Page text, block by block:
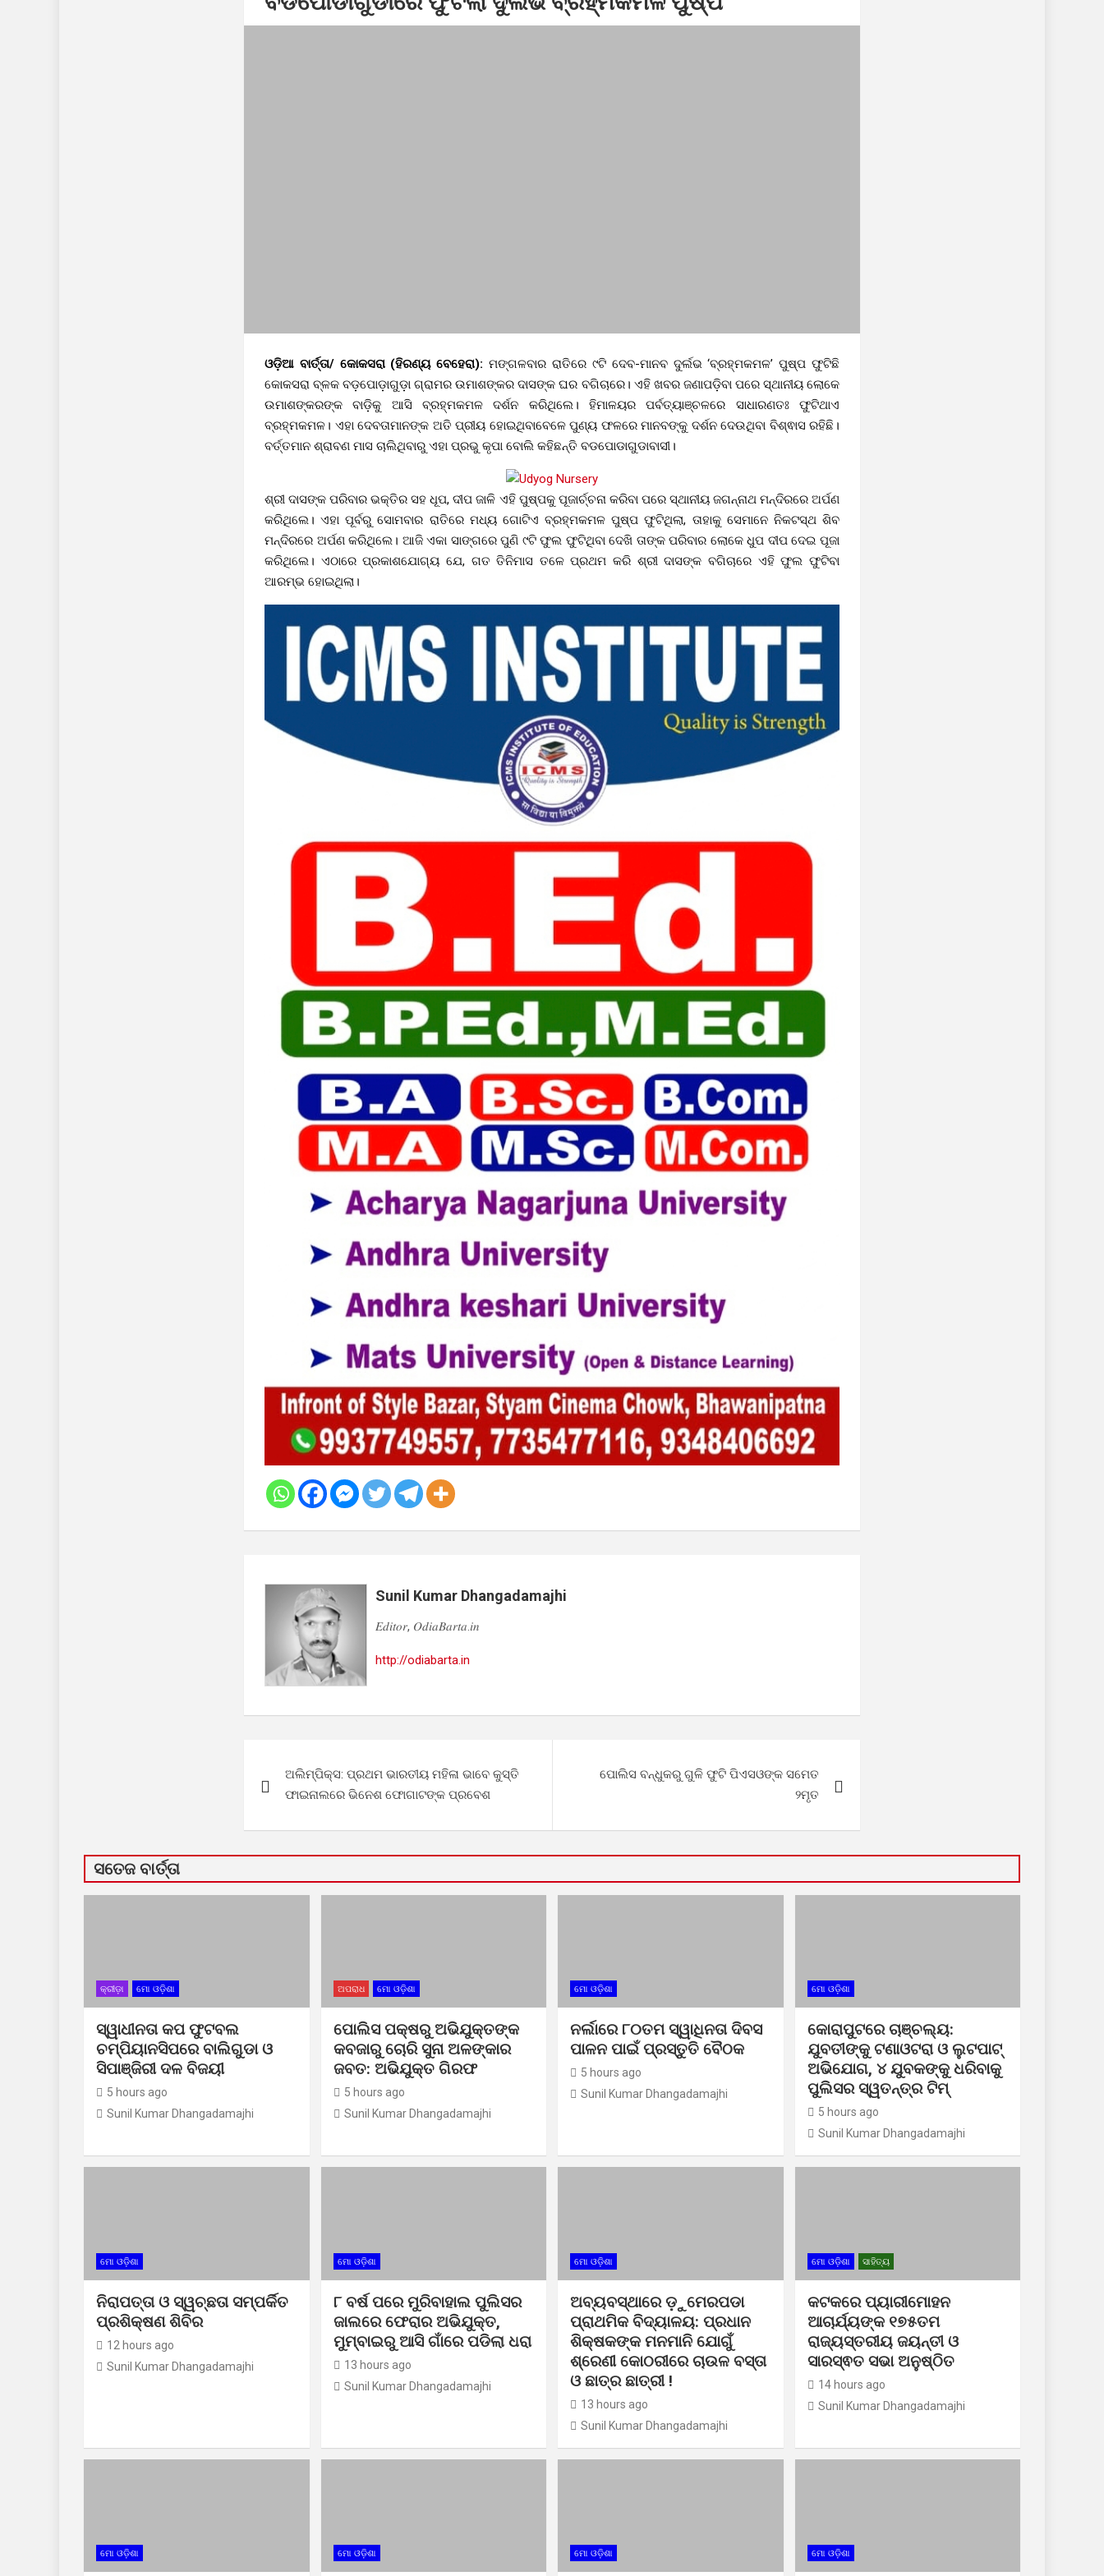
ନିରାପତ୍ତା ଓ ସ୍ୱଚ୍ଛତା ସମ୍ପର୍କିତ ପ୍ରଶିକ୍ଷଣ ଶିବିର
ଓଡ଼ିଆ ବାର୍ତ୍ତା/ କୋକସରା (ହିରଣ୍ୟ ବେହେରା): ମଙ୍ଗଳବାର ରାତିରେ ୯ଟି ଦେବ-ମାନବ ଦୁର୍ଲଭ ‘ବ୍ରହ୍ମକମଳ’ ପୁଷ୍ପ ଫୁଟିଛି
କୋକସରା ବ୍ଳକ ବଡ଼ପୋଡ଼ାଗୁଡ଼ା ଗ୍ରାମର ଉମାଶଙ୍କର ଦାସଙ୍କ ଘର ବଗିଚାରେ। ଏହି ଖବର ଜଣାପଡ଼ିବା ପରେ ସ୍ଥାନୀୟ ଲୋକେ
ଉମାଶଙ୍କରଙ୍କ ବାଡ଼ିକୁ ଆସି ବ୍ରହ୍ମକମଳ ଦର୍ଶନ କରିଥିଲେ। ହିମାଳୟର ପର୍ବତ୍ୟାଞ୍ଚଳରେ ସାଧାରଣତଃ ଫୁଟିଥାଏ
ବ୍ରହ୍ମକମଳ। ଏହା ଦେବତାମାନଙ୍କ ଅତି ପ୍ରୀୟ ହୋଇଥିବାବେଳେ ପୁଣ୍ୟ ଫଳରେ ମାନବଙ୍କୁ ଦର୍ଶନ ଦେଉଥିବା ବିଶ୍ଵାସ ରହିଛି।
ବର୍ତ୍ତମାନ ଶ୍ରାବଣ ମାସ ଚାଲିଥିବାରୁ ଏହା ପ୍ରଭୁ କୃପା ବୋଲି କହିଛନ୍ତି ବଡପୋଡାଗୁଡାବାସୀ।
ଶ୍ରୀ ଦାସଙ୍କ ପରିବାର ଭକ୍ତିର ସହ ଧୂପ, ଦୀପ ଜାଳି ଏହି ପୁଷ୍ପକୁ ପୂଜାର୍ଚ୍ଚନା କରିବା ପରେ ସ୍ଥାନୀୟ ଜଗନ୍ନାଥ ମନ୍ଦିରରେ ଅର୍ପଣ
କରିଥିଲେ। ଏହା ପୂର୍ବରୁ ସୋମବାର ରାତିରେ ମଧ୍ୟ ଗୋଟିଏ ବ୍ରହ୍ମକମଳ ପୁଷ୍ପ ଫୁଟିଥିଲା, ତାହାକୁ ସେମାନେ ନିକଟସ୍ଥ ଶିବ
ମନ୍ଦିରରେ ଅର୍ପଣ କରିଥିଲେ। ଆଜି ଏକା ସାଙ୍ଗରେ ପୁଣି ୯ଟି ଫୁଲ ଫୁଟିଥିବା ଦେଖି ତାଙ୍କ ପରିବାର ଲୋକେ ଧୁପ ଦୀପ ଦେଇ ପୂଜା
କରିଥିଲେ। ଏଠାରେ ପ୍ରକାଶଯୋଗ୍ୟ ଯେ, ଗତ ତିନିମାସ ତଳେ ପ୍ରଥମ କରି ଶ୍ରୀ ଦାସଙ୍କ ବଗିଚାରେ ଏହି ଫୁଲ ଫୁଟିବା
ଆରମ୍ଭ ହୋଇଥିଲା।
Sunil Kumar Dhangadamajhi
𝐸𝑑𝑖𝑡𝑜𝑟, 𝑂𝑑𝑖𝑎𝐵𝑎𝑟𝑡𝑎.𝑖𝑛
http://odiabarta.in
navigation
ଅଲିମ୍ପିକ୍ସ: ପ୍ରଥମ ଭାରତୀୟ ମହିଳା ଭାବେ କୁସ୍ତି
ଫାଇନାଲରେ ଭିନେଶ ଫୋଗାଟଙ୍କ ପ୍ରବେଶ
ପୋଲିସ ବନ୍ଧୁକରୁ ଗୁଳି ଫୁଟି ପିଏସଓଙ୍କ ସମେତ
୨ମୃତ
ସତେଜ ବାର୍ତ୍ତା
କ୍ରୀଡ଼ା ମୋ ଓଡ଼ିଶା
ସ୍ୱାଧୀନତା କପ ଫୁଟବଲ
ଚମ୍ପିୟାନସିପରେ ବାଲିଗୁଡା ଓ
ସିପାଞ୍ଜିରୀ ଦଳ ବିଜୟୀ
5 hours ago
Sunil Kumar Dhangadamajhi
ଅପରାଧ ମୋ ଓଡ଼ିଶା
ପୋଲିସ ପକ୍ଷରୁ ଅଭିଯୁକ୍ତଙ୍କ
କବଜାରୁ ଚୋରି ସୁନା ଅଳଙ୍କାର
ଜବତ: ଅଭିଯୁକ୍ତ ଗିରଫ
5 hours ago
Sunil Kumar Dhangadamajhi
ମୋ ଓଡ଼ିଶା
ନର୍ଲାରେ ୮୦ତମ ସ୍ୱାଧିନତା ଦିବସ
ପାଳନ ପାଇଁ ପ୍ରସ୍ତୁତି ବୈଠକ
5 hours ago
Sunil Kumar Dhangadamajhi
ମୋ ଓଡ଼ିଶା
କୋରାପୁଟରେ ଚାଞ୍ଚଲ୍ୟ:
ଯୁବତୀଙ୍କୁ ଟଣାଓଟରା ଓ ଲୁଟପାଟ୍
ଅଭିଯୋଗ, ୪ ଯୁବକଙ୍କୁ ଧରିବାକୁ
ପୁଲିସର ସ୍ୱତନ୍ତ୍ର ଟିମ୍
5 hours ago
Sunil Kumar Dhangadamajhi
ମୋ ଓଡ଼ିଶା
ନିରାପତ୍ତା ଓ ସ୍ୱଚ୍ଛତା ସମ୍ପର୍କିତ
ପ୍ରଶିକ୍ଷଣ ଶିବିର
12 hours ago
Sunil Kumar Dhangadamajhi
ମୋ ଓଡ଼ିଶା
୮ ବର୍ଷ ପରେ ମୁରିବାହାଲ ପୁଲିସର
ଜାଲରେ ଫେରାର ଅଭିଯୁକ୍ତ,
ମୁମ୍ବାଇରୁ ଆସି ଗାଁରେ ପଡିଲା ଧରା
13 hours ago
Sunil Kumar Dhangadamajhi
ମୋ ଓଡ଼ିଶା
ଅବ୍ୟବସ୍ଥାରେ ଡ଼ୁମେରପଡା
ପ୍ରାଥମିକ ବିଦ୍ୟାଳୟ: ପ୍ରଧାନ
ଶିକ୍ଷକଙ୍କ ମନମାନି ଯୋଗୁଁ
ଶ୍ରେଣୀ କୋଠରୀରେ ଚାଉଳ ବସ୍ତା
ଓ ଛାତ୍ର ଛାତ୍ରୀ !
13 hours ago
Sunil Kumar Dhangadamajhi
ମୋ ଓଡ଼ିଶା ସାହିତ୍ୟ
କଟକରେ ପ୍ୟାରୀମୋହନ
ଆଚାର୍ଯ୍ୟଙ୍କ ୧୭୫ତମ
ରାଜ୍ୟସ୍ତରୀୟ ଜୟନ୍ତୀ ଓ
ସାରସ୍ଵତ ସଭା ଅନୁଷ୍ଠିତ
14 hours ago
Sunil Kumar Dhangadamajhi
ମୋ ଓଡ଼ିଶା ମୋ ଓଡ଼ିଶା ମୋ ଓଡ଼ିଶା ମୋ ଓଡ଼ିଶା